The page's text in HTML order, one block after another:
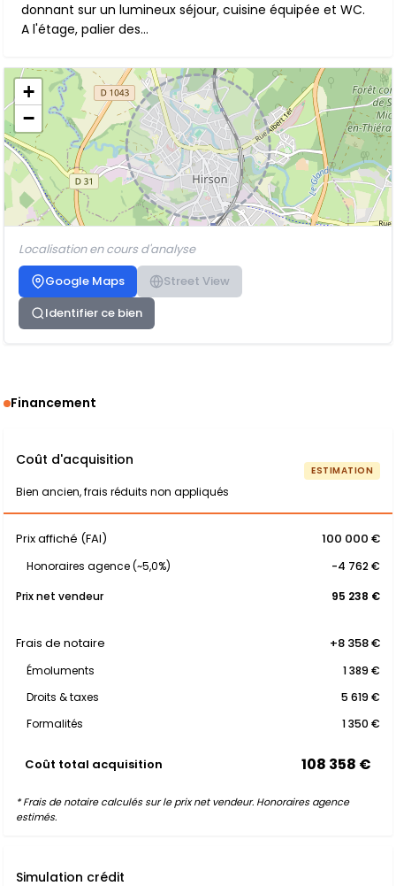
donnant sur un lumineux séjour, cuisine équipée et WC.
A l'étage, palier des...
+
−
Localisation en cours d'analyse
Google Maps
Street View
Identifier ce bien
Financement
Coût d'acquisition
Bien ancien, frais réduits non appliqués
ESTIMATION
Prix affiché (FAI) 100 000 €
Honoraires agence (~5,0%)
-4 762 €
Prix net vendeur
95 238 €
Frais de notaire +8 358 €
Émoluments
1 389 €
Droits & taxes
5 619 €
Formalités
1 350 €
Coût total acquisition 108 358 €
* Frais de notaire calculés sur le prix net vendeur. Honoraires agence
estimés.
Simulation crédit